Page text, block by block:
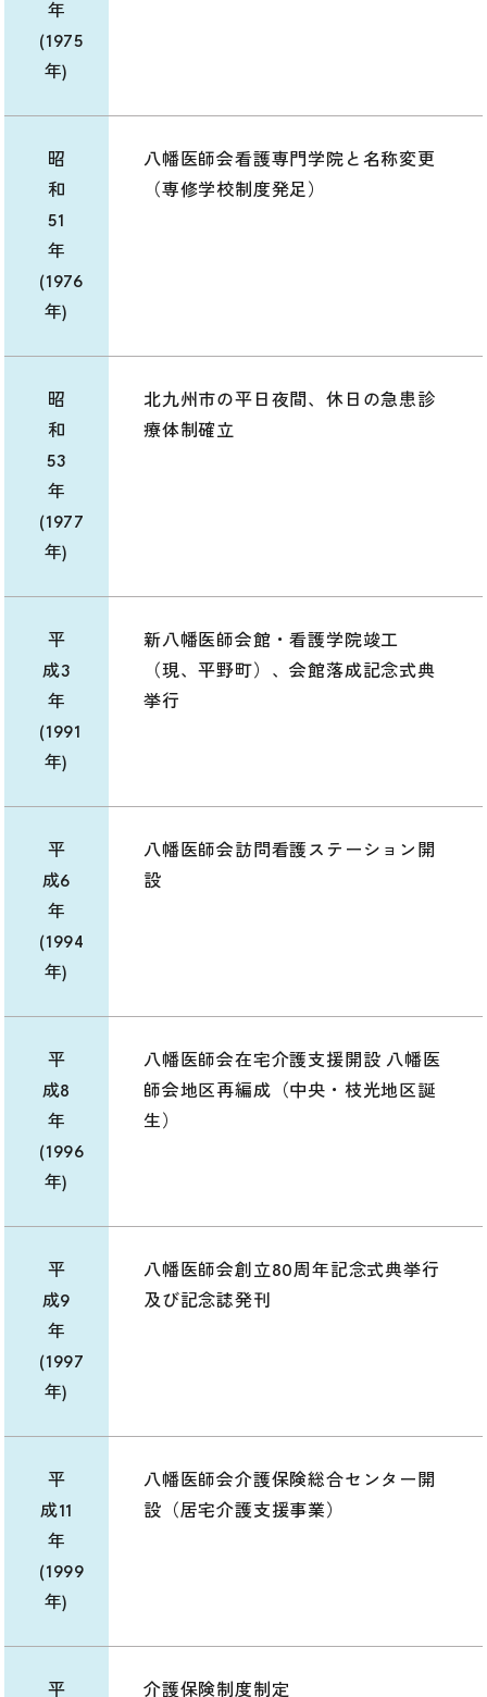
年
(1975
年)
昭
和
51
年
(1976
年)
八幡医師会看護専門学院と名称変更
（専修学校制度発足）
昭
和
53
年
(1977
年)
北九州市の平日夜間、休日の急患診
療体制確立
平
成3
年
(1991
年)
新八幡医師会館・看護学院竣工
（現、平野町）、会館落成記念式典
挙行
平
成6
年
(1994
年)
八幡医師会訪問看護ステーション開
設
平
成8
年
(1996
年)
八幡医師会在宅介護支援開設 八幡医
師会地区再編成（中央・枝光地区誕
生）
平
成9
年
(1997
年)
八幡医師会創立80周年記念式典挙行
及び記念誌発刊
平
成11
年
(1999
年)
八幡医師会介護保険総合センター開
設（居宅介護支援事業）
平
介護保険制度制定